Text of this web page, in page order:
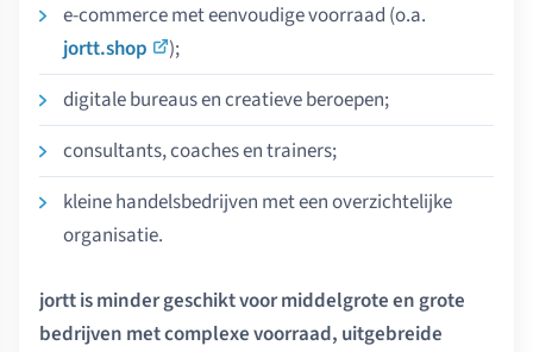
e-commerce met eenvoudige voorraad (o.a.
jortt.shop
);
digitale bureaus en creatieve beroepen;
consultants, coaches en trainers;
kleine handelsbedrijven met een overzichtelijke
organisatie.
jortt is minder geschikt voor middelgrote en grote
bedrijven met complexe voorraad, uitgebreide